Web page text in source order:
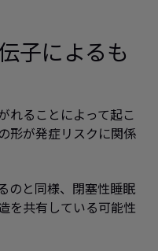
子によるも
れることによって起こ
形が発症リスクに関係
のと同様、閉塞性睡眠
を共有している可能性